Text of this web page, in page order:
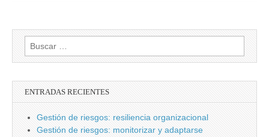
Buscar:
ENTRADAS RECIENTES
Gestión de riesgos: resiliencia organizacional
Gestión de riesgos: monitorizar y adaptarse